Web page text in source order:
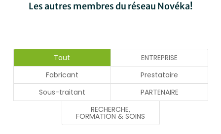
Les autres membres du réseau Novéka!
Tout
ENTREPRISE
Fabricant
Prestataire
Sous-traitant
PARTENAIRE
RECHERCHE,
FORMATION & SOINS